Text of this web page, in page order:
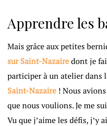
Apprendre les
Mais grâce aux petites
sur Saint-Nazairedont je
participer à un atelier dans
Saint-Nazaire ! Nous
que nous voulions. Je me
Vu que j’aime les défis, j’y